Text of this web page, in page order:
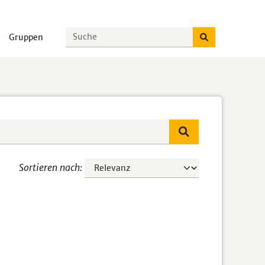
Gruppen
Sortieren nach